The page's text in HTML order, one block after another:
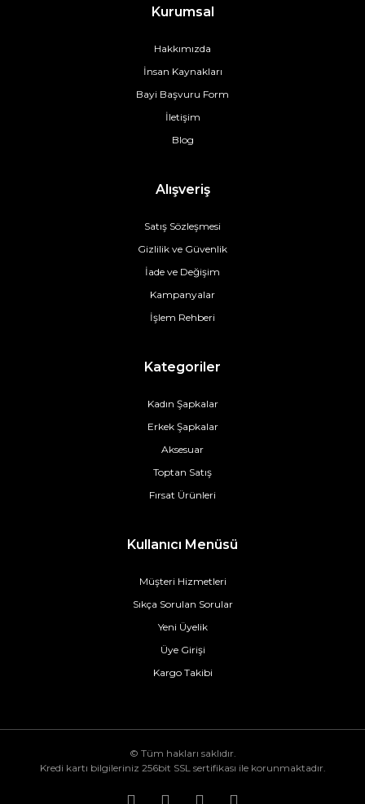
Kurumsal
Hakkımızda
İnsan Kaynakları
Bayi Başvuru Form
İletişim
Blog
Alışveriş
Satış Sözleşmesi
Gizlilik ve Güvenlik
İade ve Değişim
Kampanyalar
İşlem Rehberi
Kategoriler
Kadın Şapkalar
Erkek Şapkalar
Aksesuar
Toptan Satış
Fırsat Ürünleri
Kullanıcı Menüsü
Müşteri Hizmetleri
Sıkça Sorulan Sorular
Yeni Üyelik
Üye Girişi
Kargo Takibi
© Tüm hakları saklıdır.
Kredi kartı bilgileriniz 256bit SSL sertifikası ile korunmaktadır.